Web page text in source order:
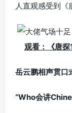
人直观感受到《
观看：《唐
岳云鹏相声贯口
“Who会讲